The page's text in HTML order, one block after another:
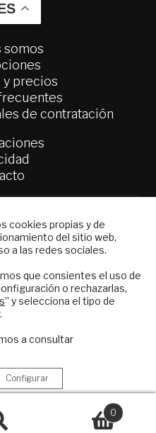
somos
y precios
de contratación
Política Exterior
reservadosAviso
y de Cookies
0
KIT Digital. Plan de
y Resiliencia de
EU.​​
accesibilidad
cookies propias y de
del sitio web,
a las redes sociales.
que consientes el uso de
o rechazarlas,
” y selecciona el tipo de
a consultar
Configurar
electrónico y
análisis